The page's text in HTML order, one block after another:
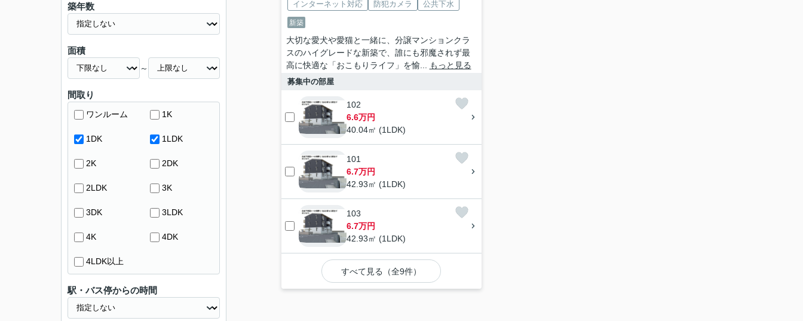
インターネット対応
防犯カメラ 公共下水
新築
大切な愛犬や愛猫と一緒に、分譲マンションクラ
スのハイグレードな新築で、誰にも邪魔されず最
高に快適な「おこもりライフ」を愉...
もっと見る
募集中の部屋
102
6.6万円
40.04㎡ (1LDK)
101
6.7万円
42.93㎡ (1LDK)
103
6.7万円
42.93㎡ (1LDK)
すべて見る（全9件）
築年数
面積
～
間取り
ワンルーム 1K
1DK 1LDK
2K 2DK
2LDK 3K
3DK 3LDK
4K 4DK
4LDK以上
駅・バス停からの時間